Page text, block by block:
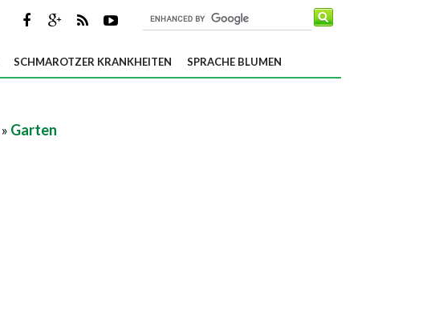
SCHMAROTZER KRANKHEITEN SPRACHE BLUMEN
» Garten